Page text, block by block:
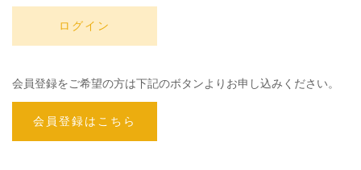
ログイン
会員登録をご希望の方は下記のボタンよりお申し込みください。
会員登録はこちら